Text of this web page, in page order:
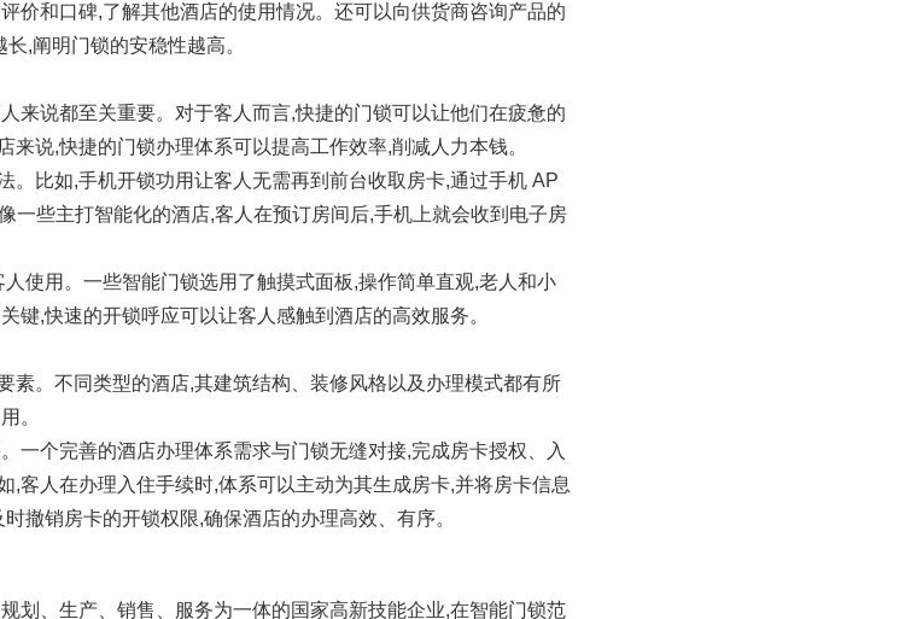
价和口碑,了解其他酒店的使用情况。还可以向供货商咨询产品的
,阐明门锁的安稳性越高。
来说都至关重要。对于客人而言,快捷的门锁可以让他们在疲惫的
说,快捷的门锁办理体系可以提高工作效率,削减人力本钱。
。比如,手机开锁功用让客人无需再到前台收取房卡,通过手机 AP
一些主打智能化的酒店,客人在预订房间后,手机上就会收到电子房
使用。一些智能门锁选用了触摸式面板,操作简单直观,老人和小
键,快速的开锁呼应可以让客人感触到酒店的高效服务。
素。不同类型的酒店,其建筑结构、装修风格以及办理模式都有所
。
一个完善的酒店办理体系需求与门锁无缝对接,完成房卡授权、入
,客人在办理入住手续时,体系可以主动为其生成房卡,并将房卡信息
撤销房卡的开锁权限,确保酒店的办理高效、有序。
划、生产、销售、服务为一体的国家高新技能企业,在智能门锁范